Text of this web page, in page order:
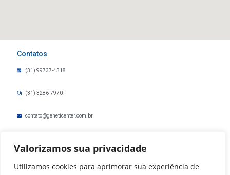
Valorizamos sua privacidade
Utilizamos cookies para aprimorar sua experiência de
Contatos
(31) 99737-4318
(31) 3286-7970
contato@geneticenter.com.br